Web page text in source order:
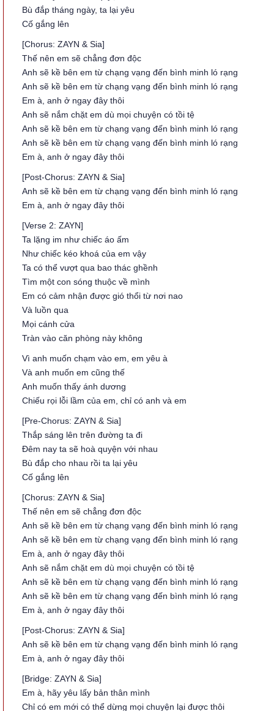
Bù đắp tháng ngày, ta lại yêu
Cố gắng lên
[Chorus: ZAYN & Sia]
Thế nên em sẽ chẳng đơn độc
Anh sẽ kề bên em từ chạng vạng đến bình minh ló rạng
Anh sẽ kề bên em từ chạng vạng đến bình minh ló rạng
Em à, anh ở ngay đây thôi
Anh sẽ nắm chặt em dù mọi chuyện có tồi tệ
Anh sẽ kề bên em từ chạng vạng đến bình minh ló rạng
Anh sẽ kề bên em từ chạng vạng đến bình minh ló rạng
Em à, anh ở ngay đây thôi
[Post-Chorus: ZAYN & Sia]
Anh sẽ kề bên em từ chạng vạng đến bình minh ló rạng
Em à, anh ở ngay đây thôi
[Verse 2: ZAYN]
Ta lặng im như chiếc áo ấm
Như chiếc kéo khoá của em vậy
Ta có thể vượt qua bao thác ghềnh
Tìm một con sóng thuộc về mình
Em có cảm nhận được gió thổi từ nơi nao
Và luồn qua
Mọi cánh cửa
Tràn vào căn phòng này không
Vì anh muốn chạm vào em, em yêu à
Và anh muốn em cũng thế
Anh muốn thấy ánh dương
Chiếu rọi lỗi lầm của em, chỉ có anh và em
[Pre-Chorus: ZAYN & Sia]
Thắp sáng lên trên đường ta đi
Đêm nay ta sẽ hoà quyện với nhau
Bù đắp cho nhau rồi ta lại yêu
Cố gắng lên
[Chorus: ZAYN & Sia]
Thế nên em sẽ chẳng đơn độc
Anh sẽ kề bên em từ chạng vạng đến bình minh ló rạng
Anh sẽ kề bên em từ chạng vạng đến bình minh ló rạng
Em à, anh ở ngay đây thôi
Anh sẽ nắm chặt em dù mọi chuyện có tồi tệ
Anh sẽ kề bên em từ chạng vạng đến bình minh ló rạng
Anh sẽ kề bên em từ chạng vạng đến bình minh ló rạng
Em à, anh ở ngay đây thôi
[Post-Chorus: ZAYN & Sia]
Anh sẽ kề bên em từ chạng vạng đến bình minh ló rạng
Em à, anh ở ngay đây thôi
[Bridge: ZAYN & Sia]
Em à, hãy yêu lấy bản thân mình
Chỉ có em mới có thể dừng mọi chuyện lại được thôi